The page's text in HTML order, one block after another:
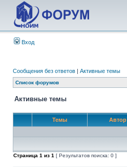
Вход
Сообщения без ответов | Активные темы
Список форумов
Активные темы
Темы Автор
Страница 1 из 1 [ Результатов поиска: 0 ]